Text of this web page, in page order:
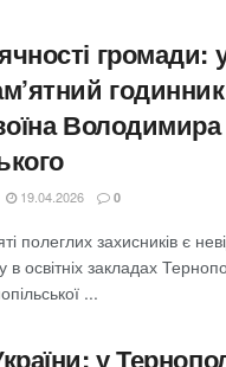
громади:
Володимира
19.04.2026 0
полеглих захисників є
в освітніх закладах
...
у